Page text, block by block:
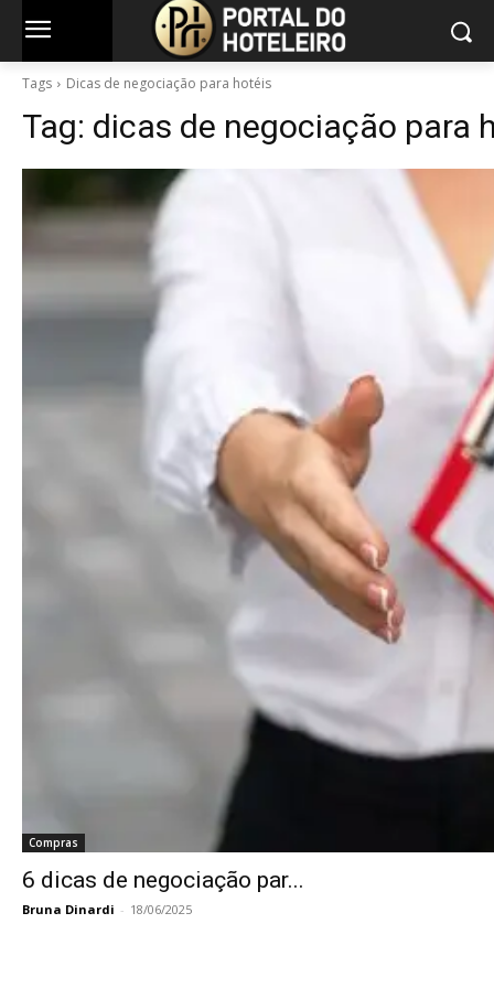
Tags Dicas de negociação para hotéis
Tag: dicas de negociação para
Compras
6 dicas de negociação par...
Bruna Dinardi - 18/06/2025